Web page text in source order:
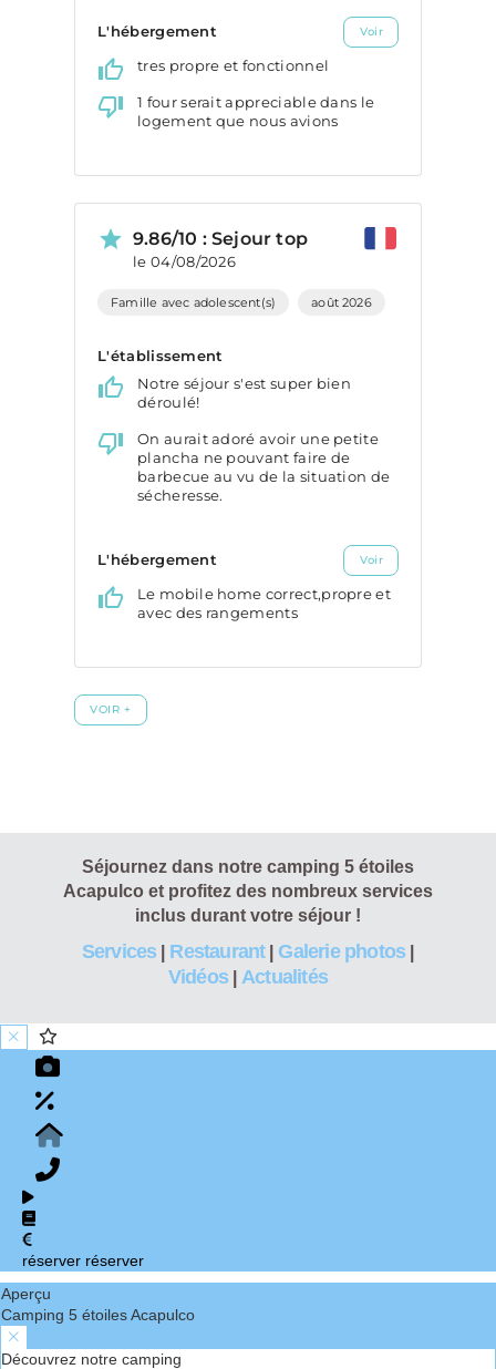
Séjournez dans notre camping 5 étoiles
Acapulco et profitez des nombreux services
inclus durant votre séjour !
Services Restaurant| Galerie photos
Vidéos Actualités
réserver réserver
Aperçu
Camping 5 étoiles Acapulco
Découvrez notre camping